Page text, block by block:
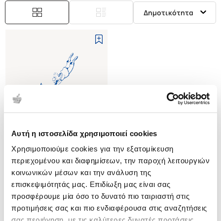
Αυτή η ιστοσελίδα χρησιμοποιεί cookies
Χρησιμοποιούμε cookies για την εξατομίκευση
περιεχομένου και διαφημίσεων, την παροχή λειτουργιών
κοινωνικών μέσων και την ανάλυση της
επισκεψιμότητάς μας. Επιδίωξη μας είναι σας
προσφέρουμε μία όσο το δυνατό πιο ταιριαστή στις
προτιμήσεις σας και πιο ενδιαφέρουσα στις αναζητήσεις
Δημοτικότητα
Εξαντλημένο
(0)
ΤΕΤΡΑΓΛΩΣΣΟ ΛΕΞΙΚΟ
ΓΕΩΛΟΓΙΚΩΝ ΟΡΩΝ
ΧΡΙΣΤΟΔΟΥΛΟΥ Γ.Ε
Κωδ. Πολιτείας:1976-0000